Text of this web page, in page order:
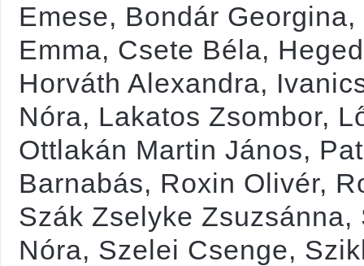
Emese, Bondár
Emma, Csete Béla,
Horváth Alexandra,
Nóra, Lakatos Zsombor,
Ottlakán Martin János,
Barnabás, Roxin Olivér,
Szák Zselyke
Nóra, Szelei Csenge,